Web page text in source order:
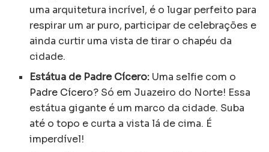
uma arquitetura incrível, é o lugar perfeito para
respirar um ar puro, participar de celebrações e
ainda curtir uma vista de tirar o chapéu da
cidade.
Estátua de Padre Cícero: Uma selfie com o
Padre Cícero? Só em Juazeiro do Norte! Essa
estátua gigante é um marco da cidade. Suba
até o topo e curta a vista lá de cima. É
imperdível!